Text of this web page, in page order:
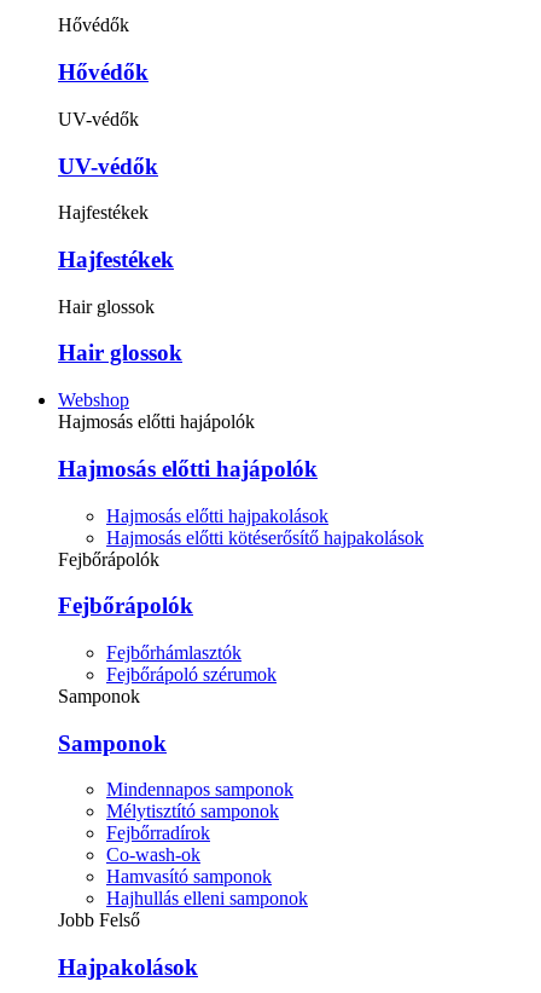
Hővédők
Hővédők
UV-védők
UV-védők
Hajfestékek
Hajfestékek
Hair glossok
Hair glossok
Webshop
Hajmosás előtti hajápolók
Hajmosás előtti hajápolók
Hajmosás előtti hajpakolások
Hajmosás előtti kötéserősítő hajpakolások
Fejbőrápolók
Fejbőrápolók
Fejbőrhámlasztók
Fejbőrápoló szérumok
Samponok
Samponok
Mindennapos samponok
Mélytisztító samponok
Fejbőrradírok
Co-wash-ok
Hamvasító samponok
Hajhullás elleni samponok
Jobb Felső
Hajpakolások